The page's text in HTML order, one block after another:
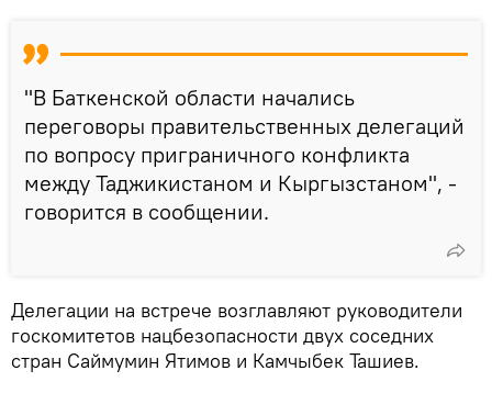
"В Баткенской области начались
переговоры правительственных делегаций
по вопросу приграничного конфликта
между Таджикистаном и Кыргызстаном", -
говорится в сообщении.
Делегации на встрече возглавляют руководители
госкомитетов нацбезопасности двух соседних
стран Саймумин Ятимов и Камчыбек Ташиев.